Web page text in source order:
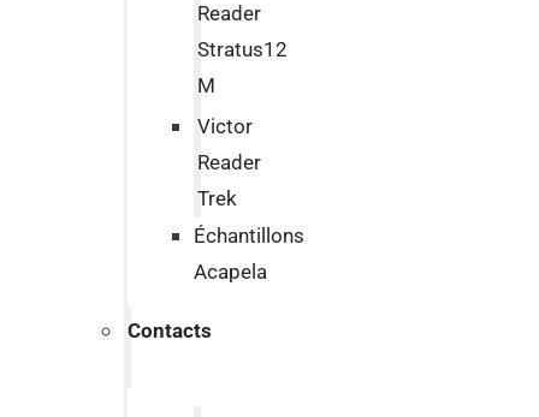
Reader
Stratus12
M
Victor
Reader
Trek
Échantillons
Acapela
Contacts